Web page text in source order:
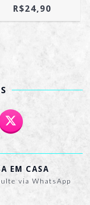
R$24,90
EM CASA
via WhatsApp